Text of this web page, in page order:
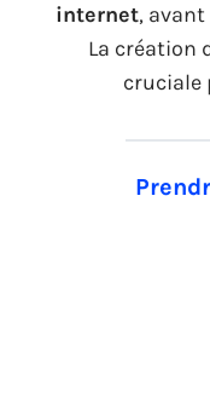
internet,
La création
cruciale